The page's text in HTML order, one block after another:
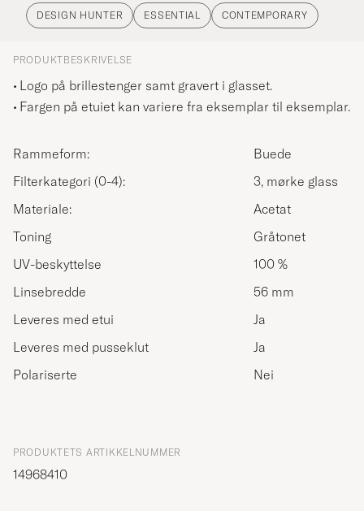
DESIGN HUNTER ESSENTIAL CONTEMPORARY
PRODUKTBESKRIVELSE
Logo på brillestenger samt gravert i glasset.
Fargen på etuiet kan variere fra eksemplar til eksemplar.
Rammeform:
Buede
Filterkategori (0-4):
3, mørke glass
Materiale:
Acetat
Toning
Gråtonet
UV-beskyttelse
100 %
Linsebredde
56 mm
Leveres med etui
Ja
Leveres med pusseklut
Ja
Polariserte
Nei
PRODUKTETS ARTIKKELNUMMER
14968410